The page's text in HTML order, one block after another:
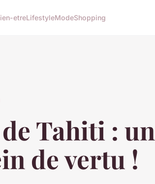
etreLifestyleModeShopping
Tahiti : un
de vertu !